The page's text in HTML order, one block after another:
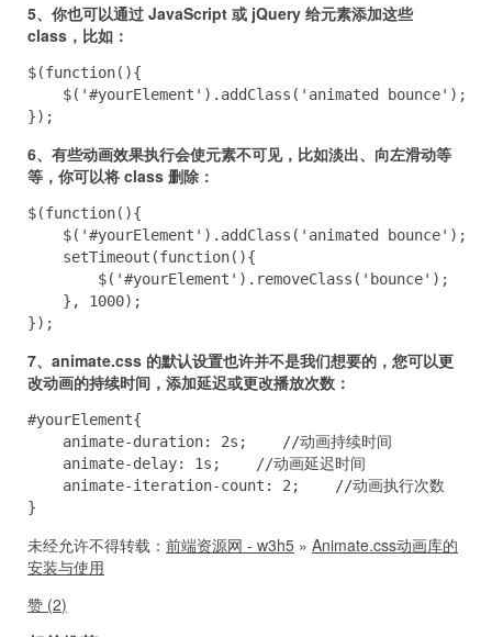
5、你也可以通过 JavaScript 或 jQuery 给元素添加这些
class，比如：
$(function(){
    $('#yourElement').addClass('animated bounce');
});
6、有些动画效果执行会使元素不可见，比如淡出、向左滑动等
等，你可以将 class 删除：
$(function(){
    $('#yourElement').addClass('animated bounce');
    setTimeout(function(){
        $('#yourElement').removeClass('bounce');
    }, 1000);
});
7、animate.css 的默认设置也许并不是我们想要的，您可以更
改动画的持续时间，添加延迟或更改播放次数：
#yourElement{
    animate-duration: 2s;    //动画持续时间
    animate-delay: 1s;    //动画延迟时间
    animate-iteration-count: 2;    //动画执行次数
}
未经允许不得转载： 前端资源网 - w3h5 » Animate.css动画库的
安装与使用
赞 (2)